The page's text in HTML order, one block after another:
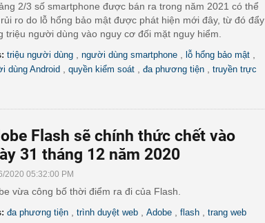
2/3 số smartphone được bán ra trong năm 2021 có thể
ro do lỗ hổng bảo mật được phát hiện mới đây, từ đó đẩy
triệu người dùng vào nguy cơ đối mặt nguy hiểm.
triệu người dùng người dùng smartphone lỗ hổng bảo mật
dùng Android quyền kiểm soát đa phương tiện
truyền trực
Flash sẽ chính thức chết vào
31 tháng 12 năm 2020
2020 05:32:00 PM
vừa công bố thời điểm ra đi của Flash.
đa phương tiện trình duyệt web Adobe flash trang web